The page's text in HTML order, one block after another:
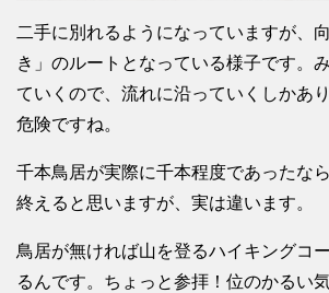
二手に別れるようになっていますが、
き」のルートとなっている様子です。
ていくので、流れに沿っていくしかあ
危険ですね。
千本鳥居が実際に千本程度であったな
終えると思いますが、実は違います。
鳥居が無ければ山を登るハイキングコ
るんです。ちょっと参拝！位のかるい